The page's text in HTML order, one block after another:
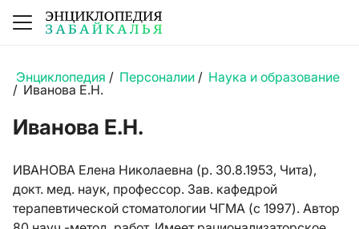
Энциклопедия / Персоналии / Наука и образование
/ Иванова Е.Н.
Иванова Е.Н.
ИВАНОВА Елена Николаевна (р. 30.8.1953, Чита),
докт. мед. наук, профессор. Зав. кафедрой
терапевтической стоматологии ЧГМА (с 1997). Автор